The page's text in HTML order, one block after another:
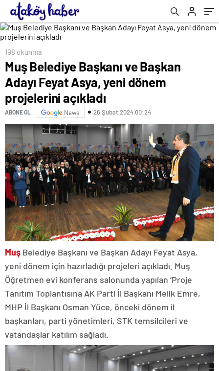
198 okunma
Muş Belediye Başkanı ve Başkan
Adayı Feyat Asya, yeni dönem
projelerini açıkladı
ABONE OL News 26 Şubat 2024 00:24
Muş Belediye Başkanı ve Başkan Adayı Feyat Asya,
yeni dönem için hazırladığı projeleri açıkladı. Muş
Öğretmen evi konferans salonunda yapılan ‘Proje
Tanıtım Toplantısına AK Parti İl Başkanı Melik Emre,
MHP İl Başkanı Osman Yüce, önceki dönem il
başkanları, parti yönetimleri, STK temsilcileri ve
vatandaşlar katılım sağladı.